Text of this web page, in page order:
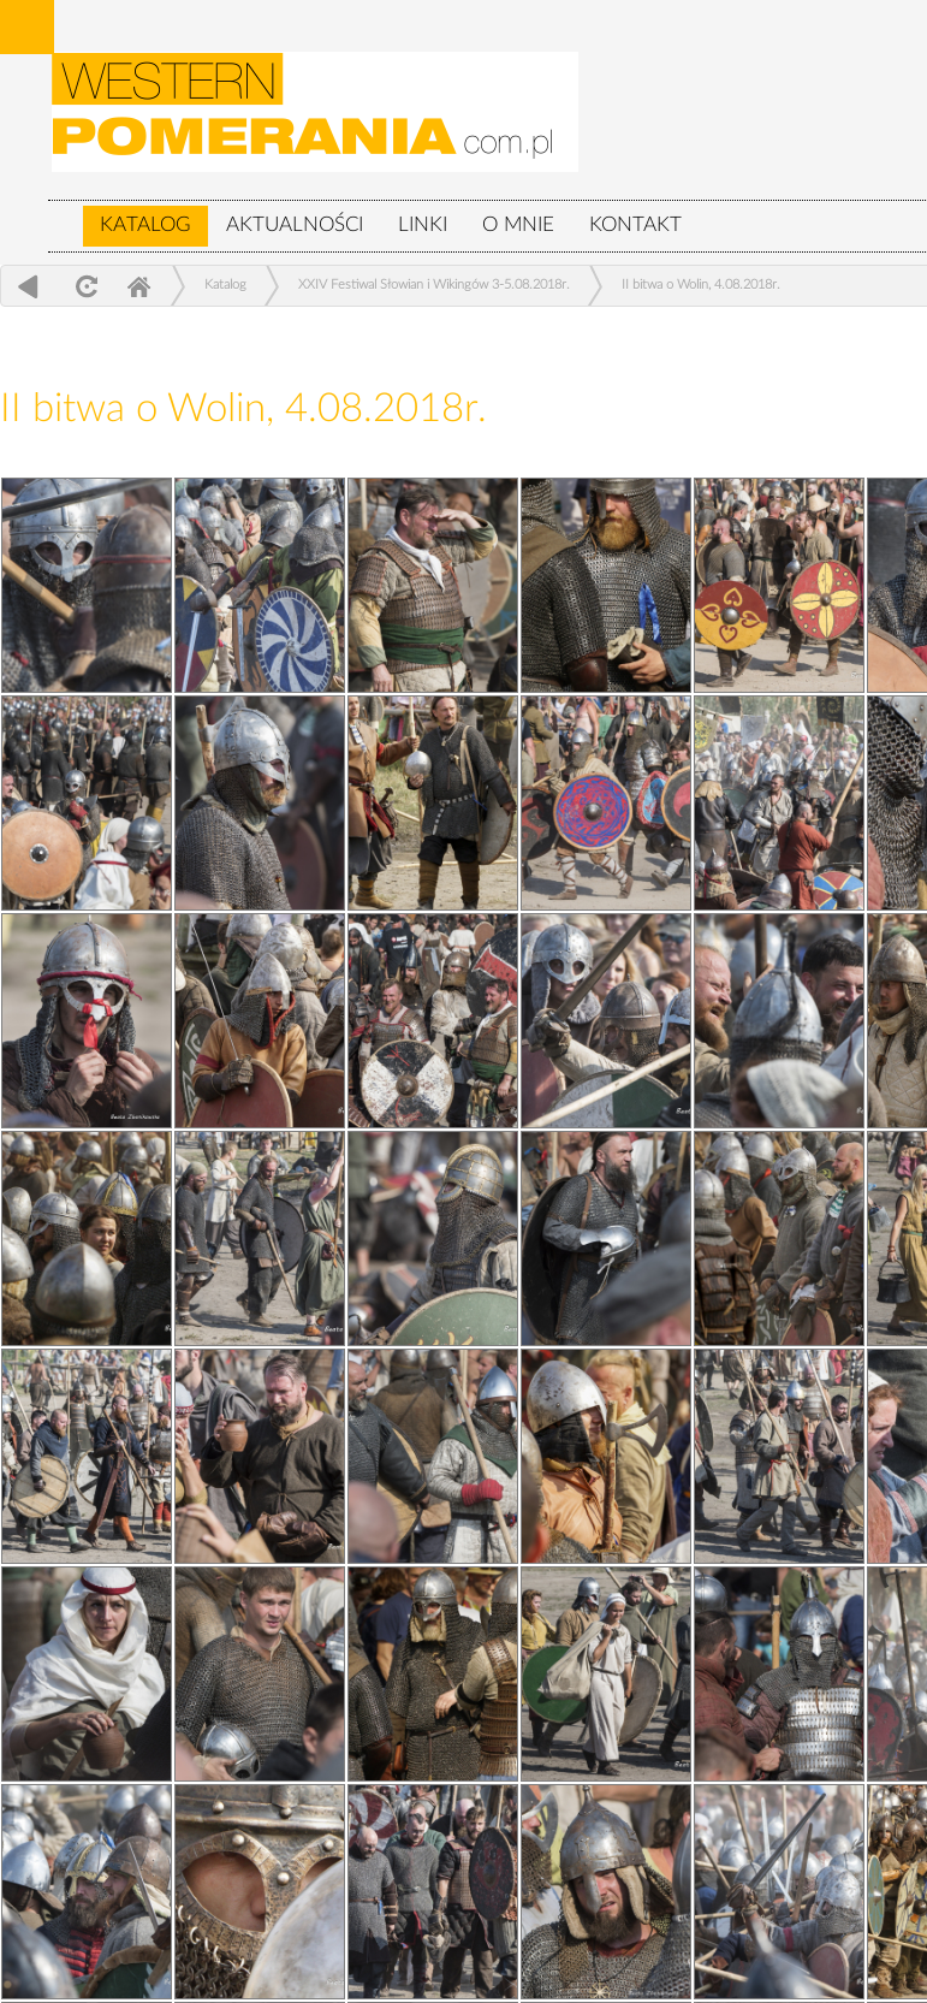
KATALOG AKTUALNOŚCI LINKI O MNIE KONTAKT
Katalog XXIV Festiwal Słowian i Wikingów 3-5.08.2018r. II bitwa o Wolin, 4.08.2018r.
II bitwa o Wolin, 4.08.2018r.